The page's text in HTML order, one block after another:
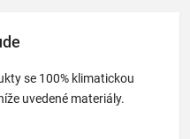
se 100% klimatickou
uvedené materiály.